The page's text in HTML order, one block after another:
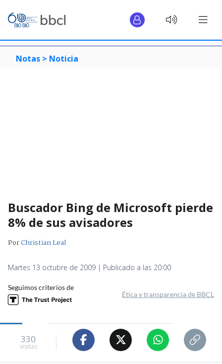
Notas > Noticia
Buscador Bing de Microsoft pierde
8% de sus avisadores
PorChristian Leal
Martes 13 octubre de 2009 | Publicado a las 20:00
Seguimos criterios de
Ética y transparencia de BBCL
330
visitas